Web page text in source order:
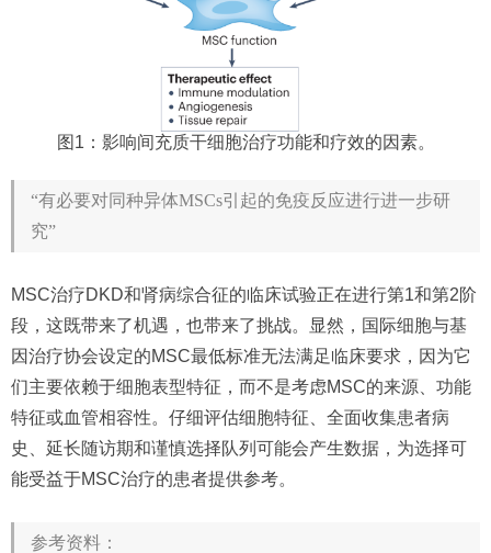
图1：影响间充质干细胞治疗功能和疗效的因素。
“有必要对同种异体MSCs引起的免疫反应进行进一步研
究”
MSC治疗DKD和肾病综合征的临床试验正在进行第1和第2阶
段，这既带来了机遇，也带来了挑战。显然，国际细胞与基
因治疗协会设定的MSC最低标准无法满足临床要求，因为它
们主要依赖于细胞表型特征，而不是考虑MSC的来源、功能
特征或血管相容性。仔细评估细胞特征、全面收集患者病
史、延长随访期和谨慎选择队列可能会产生数据，为选择可
能受益于MSC治疗的患者提供参考。
参考资料：